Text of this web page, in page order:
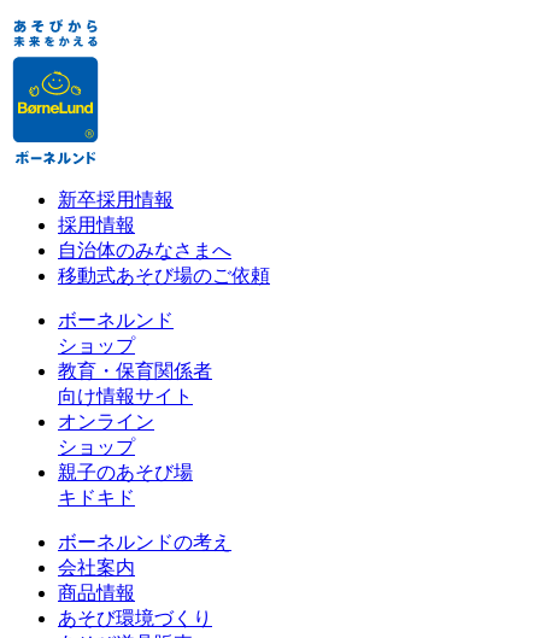
新卒採用情報
採用情報
自治体のみなさまへ
移動式あそび場のご依頼
ボーネルンド
ショップ
教育・保育関係者
向け情報サイト
オンライン
ショップ
親子のあそび場
キドキド
ボーネルンドの考え
会社案内
商品情報
あそび環境づくり